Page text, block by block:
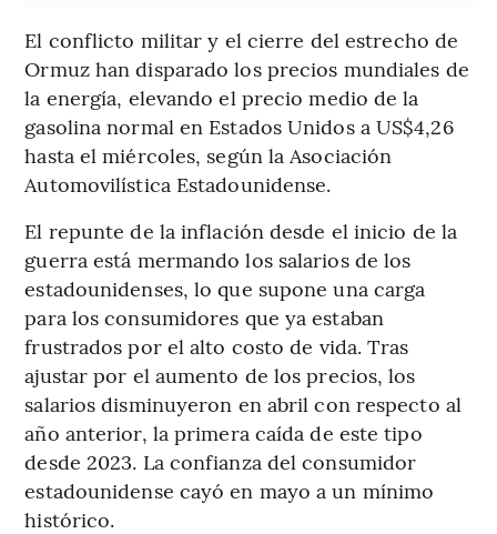
El conflicto militar y el cierre del estrecho de
Ormuz han disparado los precios mundiales de
la energía, elevando el precio medio de la
gasolina normal en Estados Unidos a US$4,26
hasta el miércoles, según la Asociación
Automovilística Estadounidense.
El repunte de la inflación desde el inicio de la
guerra está mermando los salarios de los
estadounidenses, lo que supone una carga
para los consumidores que ya estaban
frustrados por el alto costo de vida. Tras
ajustar por el aumento de los precios, los
salarios disminuyeron en abril con respecto al
año anterior, la primera caída de este tipo
desde 2023. La confianza del consumidor
estadounidense cayó en mayo a un mínimo
histórico.